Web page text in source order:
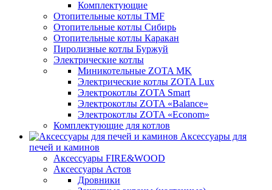
Комплектующие
Отопительные котлы TMF
Отопительные котлы Сибирь
Отопительные котлы Каракан
Пиролизные котлы Буржуй
Электрические котлы
Миникотельные ZOTA MK
Электрические котлы ZOTA Lux
Электрокотлы ZOTA Smart
Электрокотлы ZOTA «Balance»
Электрокотлы ZOTA «Econom»
Комплектующие для котлов
Аксессуары для
печей и каминов
Аксессуары FIRE&WOOD
Аксессуары Астов
Дровники